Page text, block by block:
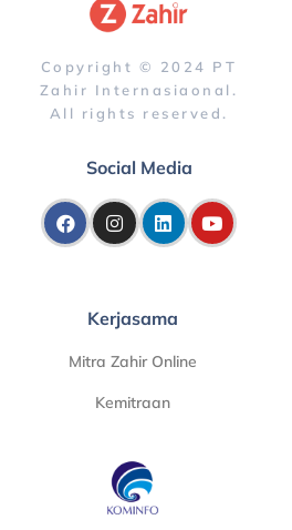
Copyright © 2024 PT
Zahir Internasiaonal.
All rights reserved.
Social Media
Kerjasama
Mitra Zahir Online
Kemitraan